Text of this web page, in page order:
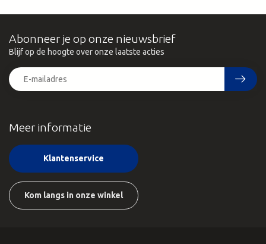
Meer informatie
Klantenservice
Kom langs in onze winkel
Abonneer je op onze nieuwsbrief
Blijf op de hoogte over onze laatste acties